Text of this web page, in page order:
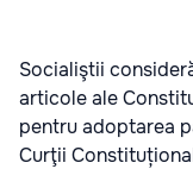
Socialiştii
articole ale
pentru adoptarea
Curţii